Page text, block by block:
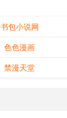
书包小说网
色色漫画
禁漫天堂